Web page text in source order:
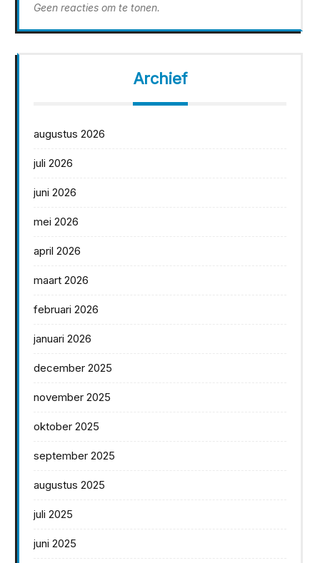
Geen reacties om te tonen.
Archief
augustus 2026
juli 2026
juni 2026
mei 2026
april 2026
maart 2026
februari 2026
januari 2026
december 2025
november 2025
oktober 2025
september 2025
augustus 2025
juli 2025
juni 2025